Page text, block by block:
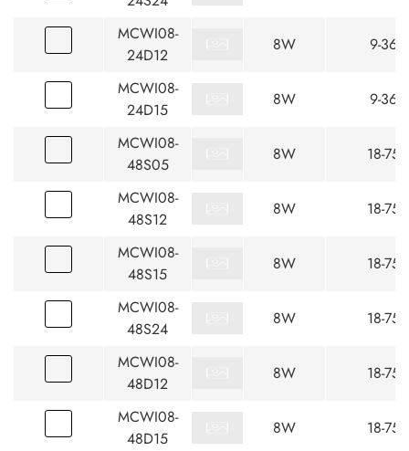
MCWI08-
24D12
8W 9-36
MCWI08-
24D15
8W 9-36
MCWI08-
48S05
8W 18-75
MCWI08-
48S12
8W 18-75
MCWI08-
48S15
8W 18-75
MCWI08-
48S24
8W 18-75
MCWI08-
48D12
8W 18-75
MCWI08-
48D15
8W 18-75